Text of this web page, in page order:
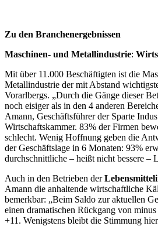
Zu den Branchenergebnissen
Maschinen- und Metallindustrie:
Mit über 11.000 Beschäftigten ist die
Metallindustrie der mit Abstand
Vorarlbergs. „Durch die Gänge dieser
noch eisiger als in den 4 anderen
Amann, Geschäftsführer der Sparte
Wirtschaftskammer. 83% der Firmen
schlecht. Wenig Hoffnung geben die
der Geschäftslage in 6 Monaten: 93%
durchschnittliche – heißt nicht bessere –
Auch in den Betrieben der
Amann die anhaltende wirtschaftliche
bemerkbar: „Beim Saldo zur aktuellen
einen dramatischen Rückgang von
+11. Wenigstens bleibt die Stimmung